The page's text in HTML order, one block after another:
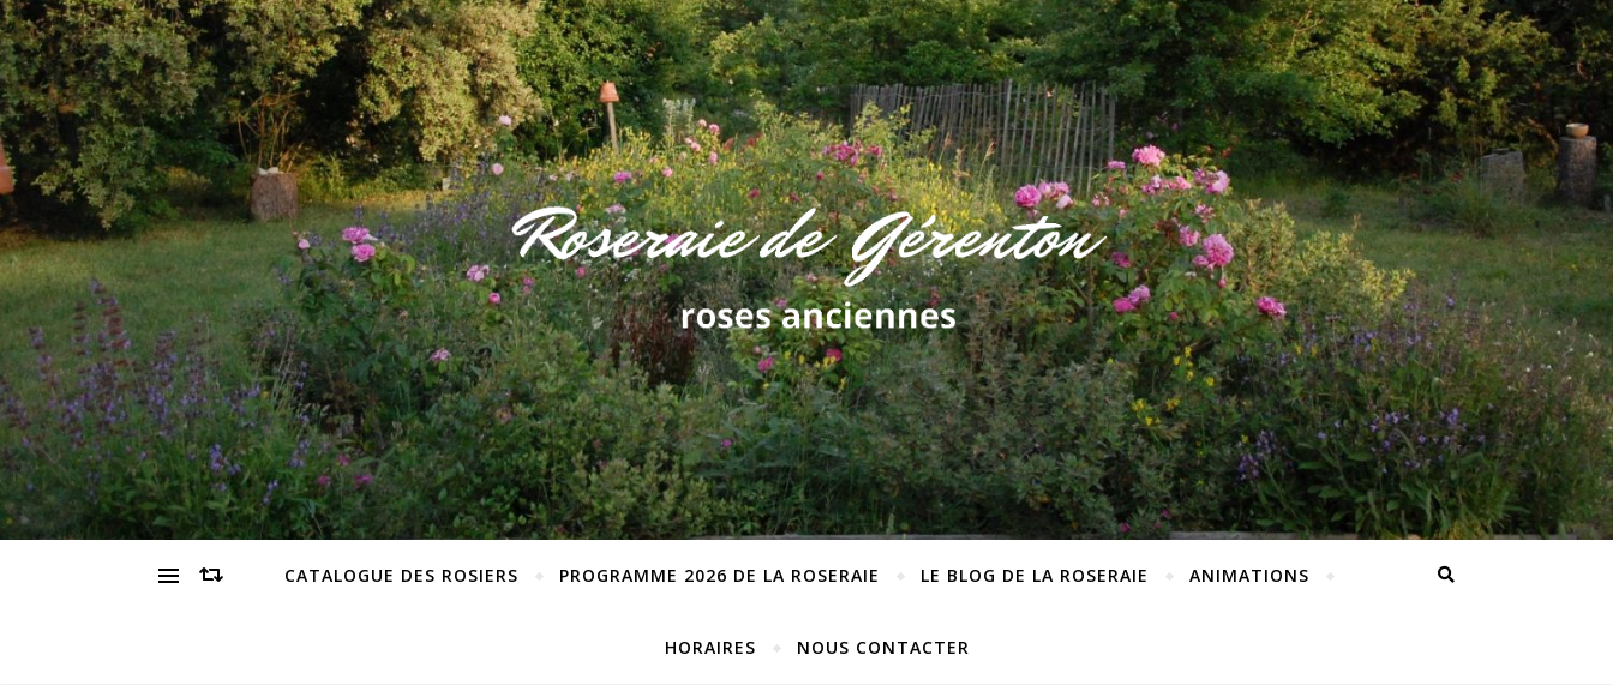
CATALOGUE DES ROSIERS PROGRAMME 2026 DE LA ROSERAIE LE BLOG DE LA ROSERAIE ANIMATIONS
HORAIRES NOUS CONTACTER